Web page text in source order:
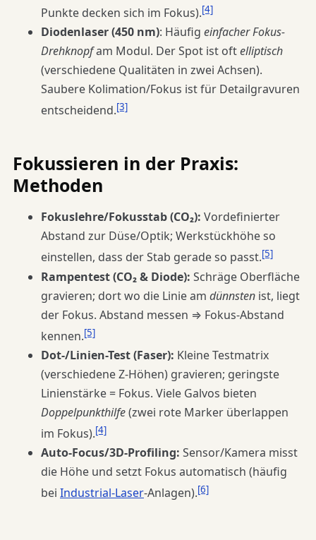
Punkte decken sich im Fokus).[4]
Diodenlaser (450 nm): Häufig einfacher Fokus-
Drehknopfam Modul. Der Spot ist oftelliptisch
(verschiedene Qualitäten in zwei Achsen).
Saubere Kolimation/Fokus ist für Detailgravuren
entscheidend.[3]
Fokussieren in der Praxis:
Methoden
Fokuslehre/Fokusstab (CO₂): Vordefinierter
Abstand zur Düse/Optik; Werkstückhöhe so
einstellen, dass der Stab gerade so passt.[5]
Rampentest (CO₂ & Diode): Schräge Oberfläche
gravieren; dort wo die Linie am dünnsten ist, liegt
der Fokus. Abstand messen ⇒ Fokus-Abstand
kennen.[5]
Dot-/Linien-Test (Faser): Kleine Testmatrix
(verschiedene Z-Höhen) gravieren; geringste
Linienstärke = Fokus. Viele Galvos bieten
Doppelpunkthilfe(zwei rote Marker überlappen
im Fokus).[4]
Auto-Focus/3D-Profiling: Sensor/Kamera misst
die Höhe und setzt Fokus automatisch (häufig
bei Industrial-Laser-Anlagen).[6]